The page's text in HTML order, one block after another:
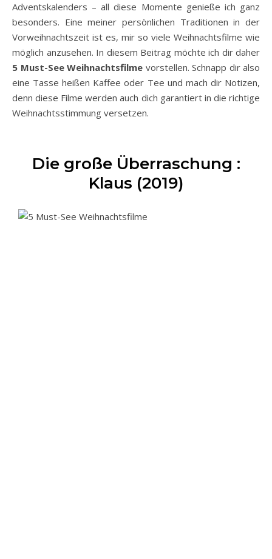
Adventskalenders – all diese Momente genieße ich ganz
besonders. Eine meiner persönlichen Traditionen in der
Vorweihnachtszeit ist es, mir so viele Weihnachtsfilme wie
möglich anzusehen. In diesem Beitrag möchte ich dir daher
5 Must-See Weihnachtsfilme vorstellen. Schnapp dir also
eine Tasse heißen Kaffee oder Tee und mach dir Notizen,
denn diese Filme werden auch dich garantiert in die richtige
Weihnachtsstimmung versetzen.
Die große Überraschung :
Klaus (2019)